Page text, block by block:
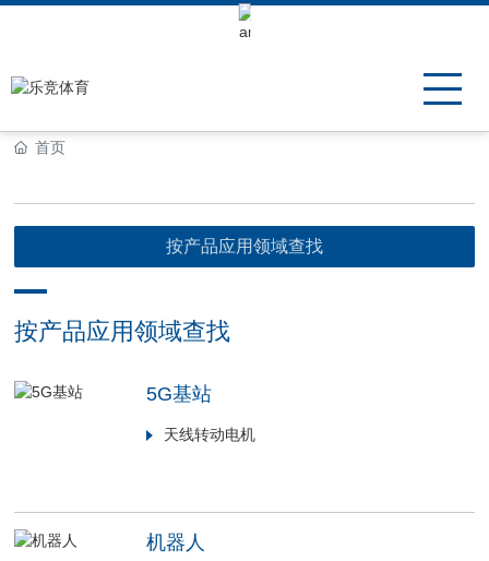
Keli Motor Group Search
首页
按产品应用领域查找
按产品应用领域查找
5G基站
天线转动电机
机器人